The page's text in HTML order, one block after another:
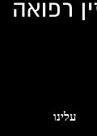
עלינו